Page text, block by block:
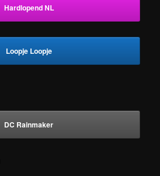
Hardlopend NL
Loopje Loopje
DC Rainmaker